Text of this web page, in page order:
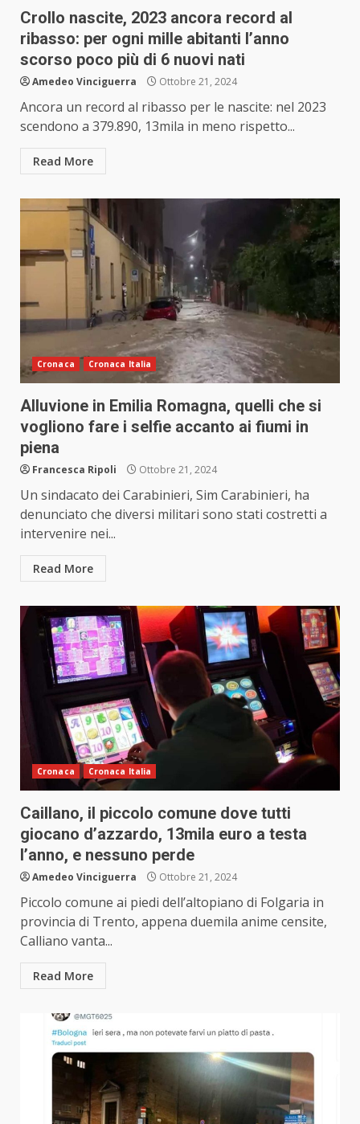
Crollo nascite, 2023 ancora record al
ribasso: per ogni mille abitanti l’anno
scorso poco più di 6 nuovi nati
Amedeo Vinciguerra Ottobre 21, 2024
Ancora un record al ribasso per le nascite: nel 2023
scendono a 379.890, 13mila in meno rispetto...
Read More
Cronaca Cronaca Italia
Alluvione in Emilia Romagna, quelli che si
vogliono fare i selfie accanto ai fiumi in
piena
Francesca Ripoli Ottobre 21, 2024
Un sindacato dei Carabinieri, Sim Carabinieri, ha
denunciato che diversi militari sono stati costretti a
intervenire nei...
Read More
Cronaca Cronaca Italia
Caillano, il piccolo comune dove tutti
giocano d’azzardo, 13mila euro a testa
l’anno, e nessuno perde
Amedeo Vinciguerra Ottobre 21, 2024
Piccolo comune ai piedi dell’altopiano di Folgaria in
provincia di Trento, appena duemila anime censite,
Calliano vanta...
Read More